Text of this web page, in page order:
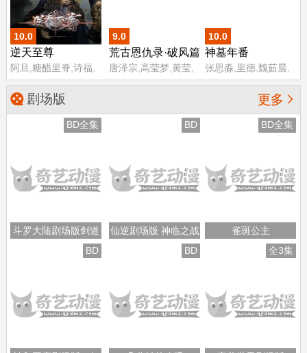
10.0
逆天至尊
阿旦,糖醋里脊,诗福,
9.0
荒古恩仇录·破风篇
唐泽宗,高莹梦,黄莹,
王晶,杜栓,罗文驰,唐
钰,李潇,苏倩芸,谈维
昊,励达
10.0
神墓年番
张思淼,里德,魏茹晨,
 剧场版 更多
BD全集
斗罗大陆剧场版剑道
BD
仙逆剧场版 神临之战
BD全集
雀斑公主
BD
BD 全3集